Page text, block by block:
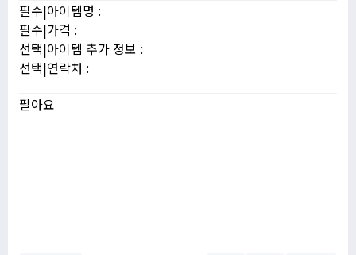
필수|아이템명 :
필수|가격 :
선택|아이템 추가 정보 :
선택|연락처 :
팔아요